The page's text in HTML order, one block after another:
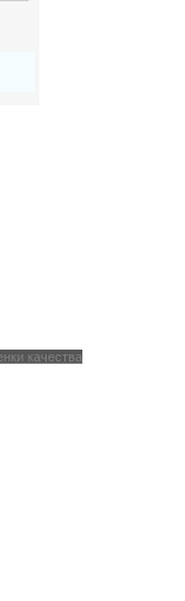
качества